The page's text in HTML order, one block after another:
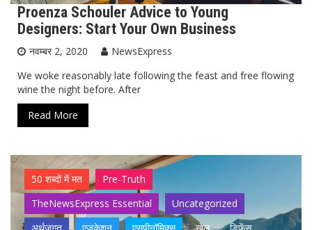
Proenza Schouler Advice to Young
Designers: Start Your Own Business
नवम्बर 2, 2020
NewsExpress
We woke reasonably late following the feast and free flowing
wine the night before. After
Read More
50 शब्दों में मत
Pre-Truth
TheNewsExpress Essential
Uncategorized